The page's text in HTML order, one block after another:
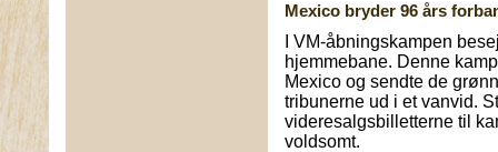
Mexico bryder 96 års
I VM-åbningskampen
hjemmebane. Denne
Mexico og sendte de
tribunerne ud i et vanvid.
videresalgsbilletterne til
voldsomt.